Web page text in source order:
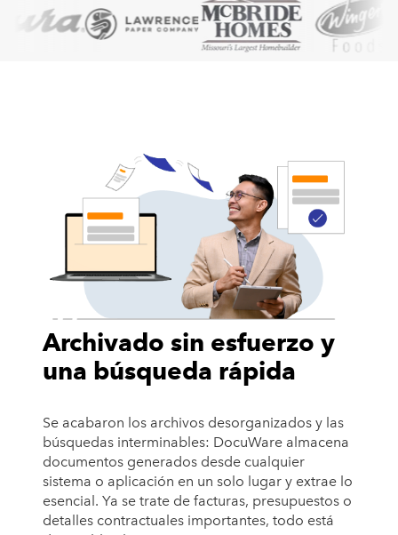
Archivado sin esfuerzo y
una búsqueda rápida
Se acabaron los archivos desorganizados y las
búsquedas interminables: DocuWare almacena
documentos generados desde cualquier
sistema o aplicación en un solo lugar y extrae lo
esencial. Ya se trate de facturas, presupuestos o
detalles contractuales importantes, todo está